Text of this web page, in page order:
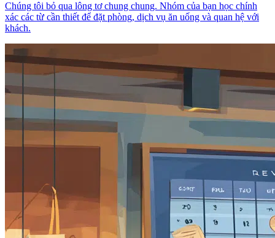
Chúng tôi bỏ qua lông tơ chung chung. Nhóm của bạn học chính
xác các từ cần thiết để đặt phòng, dịch vụ ăn uống và quan hệ với
khách.